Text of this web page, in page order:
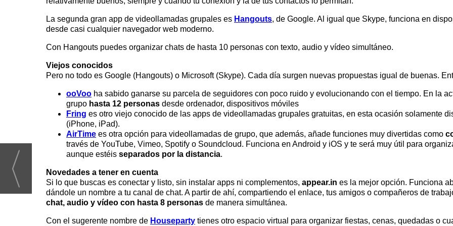
La segunda gran app de videollamadas grupales es Hangouts, de Google. Al igual que Skype, funciona en
desde casi cualquier navegador web moderno.
Con Hangouts puedes organizar chats de hasta 10 personas con texto, audio y vídeo simultáneo.
Viejos conocidos
Pero no todo es Google (Hangouts) o Microsoft (Skype). Cada día surgen nuevas propuestas igual de buenas.
ooVoo ha sabido ganarse su parcela de seguidores con poco ruido y evolucionando con el tiempo. En la
grupo hasta 12 personas desde ordenador, dispositivos móviles
Fring es otro viejo conocido de las apps de videollamadas grupales gratuitas, en esta ocasión solamente
(iPhone, iPad).
AirTime es otra opción para videollamadas de grupo, que además, añade funciones muy divertidas como
través de YouTube, Vimeo, Spotify o Soundcloud. Funciona en Android y iOS y te será muy útil para
aunque estéis separados por la distancia.
Novedades a tener en cuenta
Si lo que buscas es conectar y listo, sin instalar apps ni complementos, appear.in es la mejor opción. Funciona
dándole un nombre a tu canal de chat. A partir de ahí, compartiendo el enlace, tus amigos o compañeros de
chat, audio y vídeo con hasta 8 personas de manera simultánea.
Con el sugerente nombre de Houseparty tienes otro espacio virtual para organizar fiestas, cenas, quedadas o